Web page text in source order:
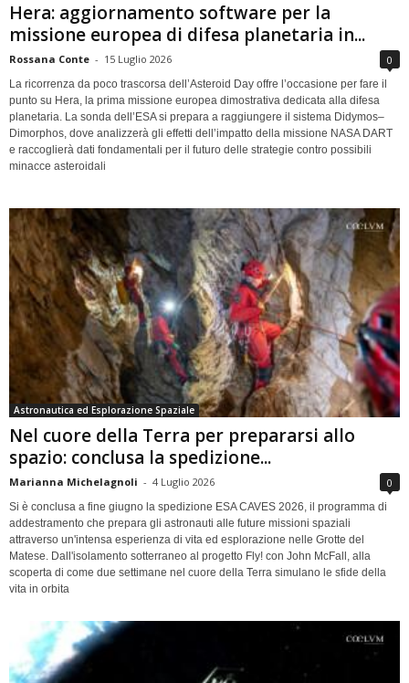
Hera: aggiornamento software per la
missione europea di difesa planetaria in...
Rossana Conte - 15 Luglio 2026 0
La ricorrenza da poco trascorsa dell’Asteroid Day offre l’occasione per fare il
punto su Hera, la prima missione europea dimostrativa dedicata alla difesa
planetaria. La sonda dell’ESA si prepara a raggiungere il sistema Didymos–
Dimorphos, dove analizzerà gli effetti dell’impatto della missione NASA DART
e raccoglierà dati fondamentali per il futuro delle strategie contro possibili
minacce asteroidali
Astronautica ed Esplorazione Spaziale
Nel cuore della Terra per prepararsi allo
spazio: conclusa la spedizione...
Marianna Michelagnoli - 4 Luglio 2026 0
Si è conclusa a fine giugno la spedizione ESA CAVES 2026, il programma di
addestramento che prepara gli astronauti alle future missioni spaziali
attraverso un'intensa esperienza di vita ed esplorazione nelle Grotte del
Matese. Dall'isolamento sotterraneo al progetto Fly! con John McFall, alla
scoperta di come due settimane nel cuore della Terra simulano le sfide della
vita in orbita